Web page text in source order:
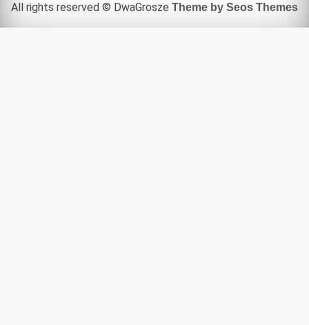
All rights reserved © DwaGrosze Theme by Seos Themes